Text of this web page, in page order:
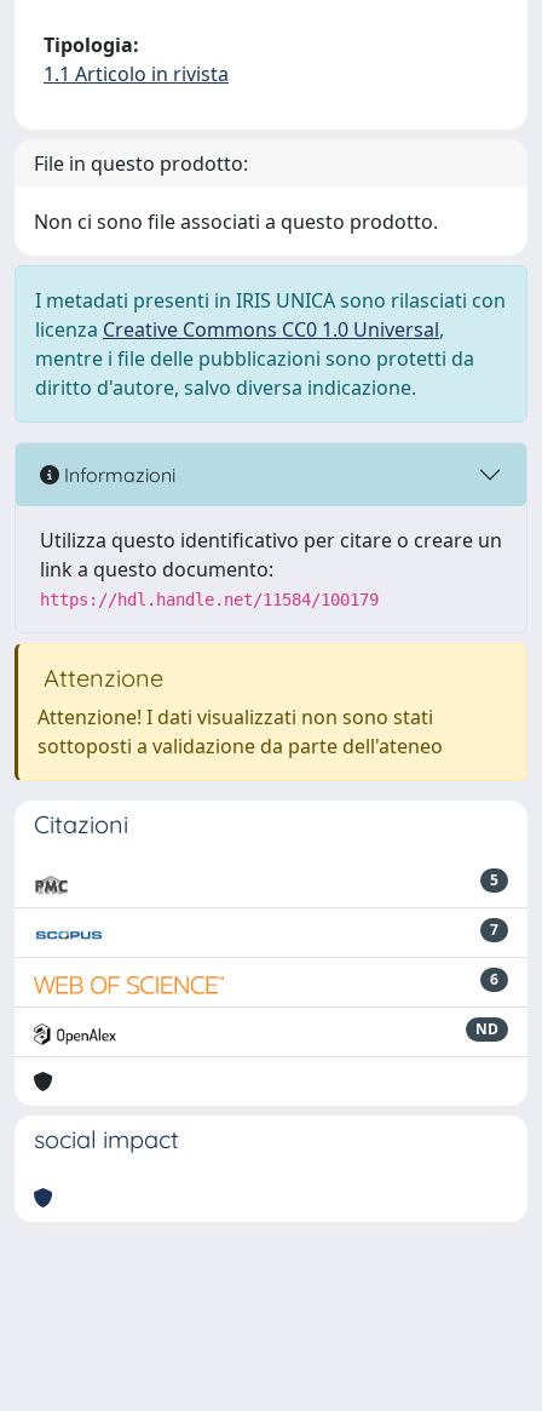
Tipologia:
1.1 Articolo in rivista
File in questo prodotto:
Non ci sono file associati a questo prodotto.
I metadati presenti in IRIS UNICA sono rilasciati con
licenza Creative Commons CC0 1.0 Universal,
mentre i file delle pubblicazioni sono protetti da
diritto d'autore, salvo diversa indicazione.
Informazioni
Utilizza questo identificativo per citare o creare un
link a questo documento:
https://hdl.handle.net/11584/100179
Attenzione
Attenzione! I dati visualizzati non sono stati
sottoposti a validazione da parte dell'ateneo
Citazioni
5
7
6
ND
social impact